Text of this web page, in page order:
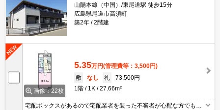
山陽本線（中国）/東尾道駅 徒歩15分
広島県尾道市高須町
築2年
2階建
画像：22枚
5.35万円(管理費等：3,500円)
敷
なし 礼
73,500円
1階
1K 27.66m²
宅配ボックスがあるので宅配業者を装った不審者が心配な方でも、